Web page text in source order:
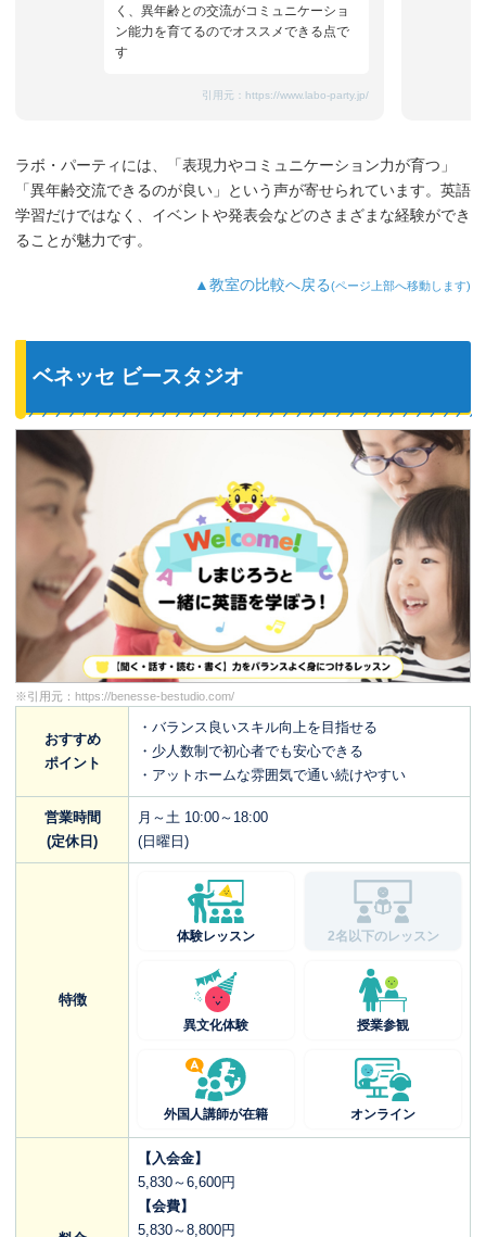
く、異年齢との交流がコミュニケーショ
ン能力を育てるのでオススメできる点で
す
引用元： https://www.labo-party.jp/
ラボ・パーティには、「表現力やコミュニケーション力が育つ」
「異年齢交流できるのが良い」という声が寄せられています。英語
学習だけではなく、イベントや発表会などのさまざまな経験ができ
ることが魅力です。
▲教室の比較へ戻る(ページ上部へ移動します)
ベネッセ ビースタジオ
※引用元： https://benesse-bestudio.com/
おすすめ
ポイント
・バランス良いスキル向上を目指せる
・少人数制で初心者でも安心できる
・アットホームな雰囲気で通い続けやすい
営業時間
(定休日)
月～土 10:00～18:00
(日曜日)
特徴
体験レッスン 2名以下のレッスン
異文化体験 授業参観
外国人講師が在籍 オンライン
【入会金】
5,830～6,600円
【会費】
5,830～8,800円